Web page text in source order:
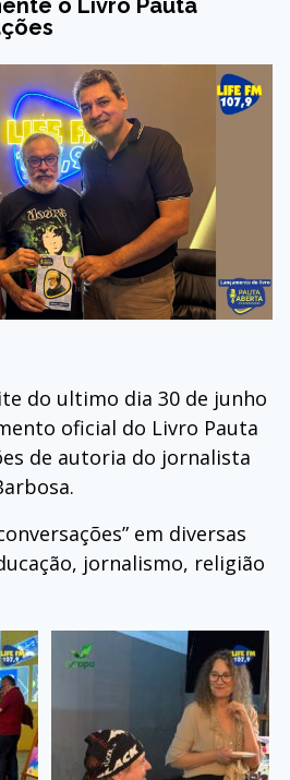
o Livro Pauta
do ultimo dia 30 de junho
oficial do Livro Pauta
de autoria do jornalista
em diversas
jornalismo, religião